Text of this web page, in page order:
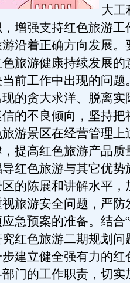
大工
增强支持红色旅游工
沿着正确方向发展。
色旅游健康持续发展
前工作中出现的问题
的贪大求洋、脱离实
的不良倾向，坚持把
游景区在经营管理上
提高红色旅游产品质
红色旅游与其它优势
的陈展和讲解水平，
旅游安全问题，严防
急预案的准备。结合
红色旅游二期规划问
建立健全强有力的红
门的工作职责，切实